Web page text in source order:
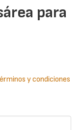
para
y condiciones